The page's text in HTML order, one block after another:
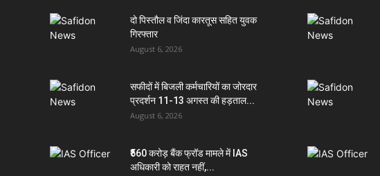
दो पिस्तौल व जिंदा कारतूस सहित युवक
गिरफ्तार
August 6, 2026
सफीदों में बिजली कर्मचारियों का जोरदार
प्रदर्शन 11-13 अगस्त की हड़ताल...
August 6, 2026
₹560 करोड़ बैंक फ्रॉड मामले में IAS
अधिकारी को राहत नहीं,...